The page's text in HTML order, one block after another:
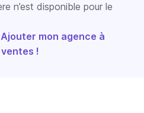
n’est disponible pour le
Ajouter mon agence à
!